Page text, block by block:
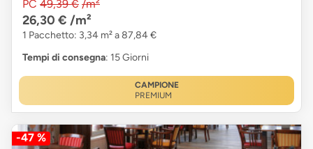
PC 49,39 € /m²
26,30 € /m²
1 Pacchetto: 3,34 m² a 87,84 €
Tempi di consegna: 15 Giorni
CAMPIONE
PREMIUM
-47 %